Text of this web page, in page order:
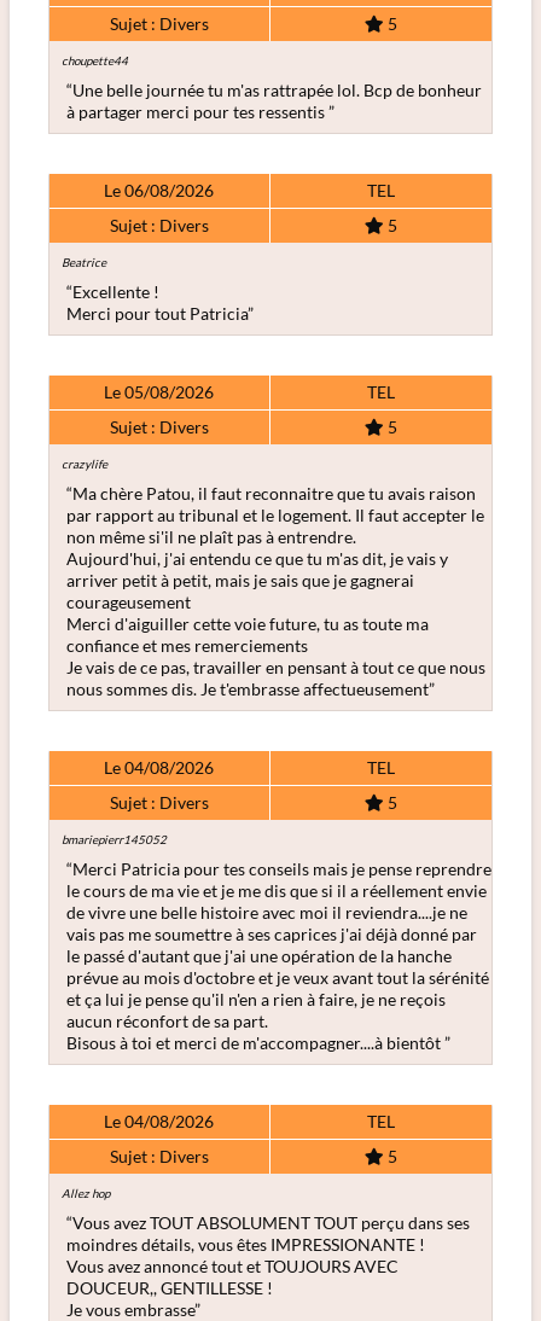
Sujet : Divers
5
choupette44
“Une belle journée tu m'as rattrapée lol. Bcp de bonheur
à partager merci pour tes ressentis ”
Le 06/08/2026
TEL
Sujet : Divers
5
Beatrice
“Excellente !
Merci pour tout Patricia”
Le 05/08/2026
TEL
Sujet : Divers
5
crazylife
“Ma chère Patou, il faut reconnaitre que tu avais raison
par rapport au tribunal et le logement. Il faut accepter le
non même si'il ne plaît pas à entrendre.
Aujourd'hui, j'ai entendu ce que tu m'as dit, je vais y
arriver petit à petit, mais je sais que je gagnerai
courageusement
Merci d'aiguiller cette voie future, tu as toute ma
confiance et mes remerciements
Je vais de ce pas, travailler en pensant à tout ce que nous
nous sommes dis. Je t'embrasse affectueusement”
Le 04/08/2026
TEL
Sujet : Divers
5
bmariepierr145052
“Merci Patricia pour tes conseils mais je pense reprendre
le cours de ma vie et je me dis que si il a réellement envie
de vivre une belle histoire avec moi il reviendra....je ne
vais pas me soumettre à ses caprices j'ai déjà donné par
le passé d'autant que j'ai une opération de la hanche
prévue au mois d'octobre et je veux avant tout la sérénité
et ça lui je pense qu'il n'en a rien à faire, je ne reçois
aucun réconfort de sa part.
Bisous à toi et merci de m'accompagner....à bientôt ”
Le 04/08/2026
TEL
Sujet : Divers
5
Allez hop
“Vous avez TOUT ABSOLUMENT TOUT perçu dans ses
moindres détails, vous êtes IMPRESSIONANTE !
Vous avez annoncé tout et TOUJOURS AVEC
DOUCEUR,, GENTILLESSE !
Je vous embrasse”